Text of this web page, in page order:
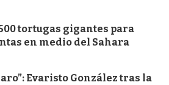
tortugas gigantes para
en medio del Sahara
Evaristo González tras la